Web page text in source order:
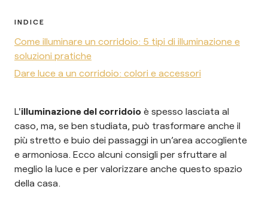
INDICE
Come illuminare un corridoio: 5 tipi di illuminazione e
soluzioni pratiche
Dare luce a un corridoio: colori e accessori
L'illuminazione del corridoio è spesso lasciata al
caso, ma, se ben studiata, può trasformare anche il
più stretto e buio dei passaggi in un’area accogliente
e armoniosa. Ecco alcuni consigli per sfruttare al
meglio la luce e per valorizzare anche questo spazio
della casa.